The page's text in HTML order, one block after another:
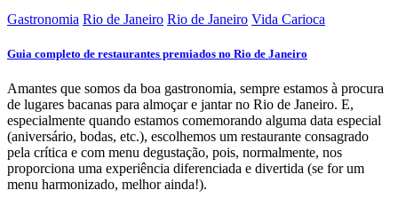
Gastronomia Rio de Janeiro Rio de Janeiro Vida Carioca
Guia completo de restaurantes premiados no Rio de Janeiro
Amantes que somos da boa gastronomia, sempre estamos à procura
de lugares bacanas para almoçar e jantar no Rio de Janeiro. E,
especialmente quando estamos comemorando alguma data especial
(aniversário, bodas, etc.), escolhemos um restaurante consagrado
pela crítica e com menu degustação, pois, normalmente, nos
proporciona uma experiência diferenciada e divertida (se for um
menu harmonizado, melhor ainda!).